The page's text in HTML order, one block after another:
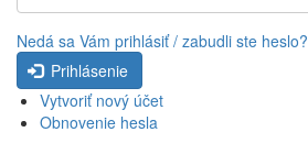
Nedá sa Vám prihlásiť / zabudli ste heslo?
Prihlásenie
Vytvoriť nový účet
Obnovenie hesla